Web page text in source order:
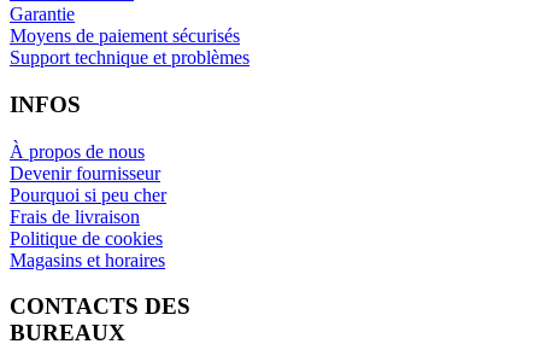
Garantie
Moyens de paiement sécurisés
Support technique et problèmes
INFOS
À propos de nous
Devenir fournisseur
Pourquoi si peu cher
Frais de livraison
Politique de cookies
Magasins et horaires
CONTACTS DES
BUREAUX